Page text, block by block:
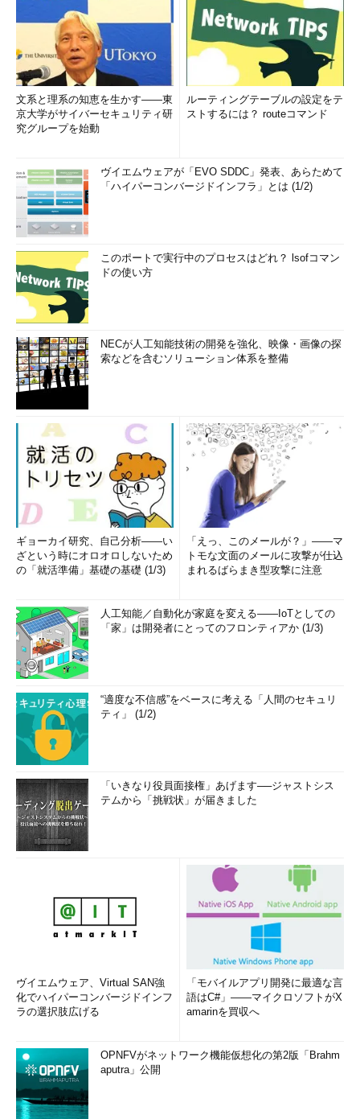
想定の主敵は、NANDフラッシュメモリか、ハードディスクに
なりそうだ。かつて磁気バブル・メモリを追い払った技術の末え
いたちである（蛇足だが、磁気バブル・メモリは、ハードディス
クに負けたというよりも、フロッピーディスクに負けたような気
がするのだが、どうだろうか。フロッピーディスク自体、ほとん
ど死語化しているが……）。分かりやすい、容量と値段で勝負と
が進展し「メド」がついたら、誰かが製造を決断し、勝負する気
になるかどうかというところ。前述のNTTの「素子」に要求され
る「想像力」に比べると、「そろばん勘定」のレベルに達すると
ころまでは近そうである。
話題作りには名前も重要
1度に2つのリリースを取り上げたので、つい比較して見てしま
うのだが、NTTはいくら研究所の成果とはいえ、もう少しニュー
スリリースを書くときに「色気」があってもよいのではないだろ
うか。
取りあえず名前がないのは、話題を「巻き起こす」ためのキー
ラメトロン」は面白く読ませていただいたが、ニュースリリース
文ならば耳に心地よいMEMSやナノテクで押し切ってもよかった
のでは、と感じる。IBMの方が、より先鋭的な「スピントロニク
ス」を打ち出しているのを見るにつけ、なおさらそう感じてしま
う。どうせ筆者も含め大多数の人々は「パラメトロン」も「スピ
ントロニクス」も分かっちゃいないのだから、NTTは言霊の「生
き」のよいものを選んだ方がよかったのではないだろうか？
少々、いい過ぎか……。
第31回 次世代不揮発メモリが夢見る明るい未来 （頭脳放
談）
■関連リンク
微細な振動で演算を行う新しい半導体素子を開発（日本
電信電話）
IBM、新しいメモリー実現に前進
筆者紹介
Massa POP Izumida
日本では数少ないx86プロセッサのアーキテクト。某米国半導
体メーカーで8bitと16bitの、日本のベンチャー企業でx86互換
プロセッサの設計に従事する。その後、出版社の半導体事業部
を経て、現在は某半導体メーカーでRISCプロセッサを中心とし
た開発を行っている。
文系と理系の知恵を生かす――東
京大学がサイバーセキュリティ研
究グループを始動
ルーティングテーブルの設定をテ
ストするには？ routeコマンド
ヴイエムウェアが「EVO SDDC」発表、あらためて
「ハイパーコンバージドインフラ」とは (1/2)
このポートで実行中のプロセスはどれ？ lsofコマン
ドの使い方
NECが人工知能技術の開発を強化、映像・画像の探
索などを含むソリューション体系を整備
ギョーカイ研究、自己分析――い
ざという時にオロオロしないため
の「就活準備」基礎の基礎 (1/3)
「えっ、このメールが？」――マ
トモな文面のメールに攻撃が仕込
まれるばらまき型攻撃に注意
人工知能／自動化が家庭を変える――IoTとしての
「家」は開発者にとってのフロンティアか (1/3)
“適度な不信感”をベースに考える「人間のセキュリ
ティ」 (1/2)
「いきなり役員面接権」あげます──ジャストシス
テムから「挑戦状」が届きました
ヴイエムウェア、Virtual SAN強
化でハイパーコンバージドインフ
ラの選択肢広げる
「モバイルアプリ開発に最適な言
語はC#」――マイクロソフトがX
amarinを買収へ
OPNFVがネットワーク機能仮想化の第2版「Brahm
aputra」公開